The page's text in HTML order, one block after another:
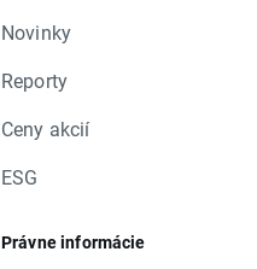
Novinky
Reporty
Ceny akcií
ESG
Právne informácie